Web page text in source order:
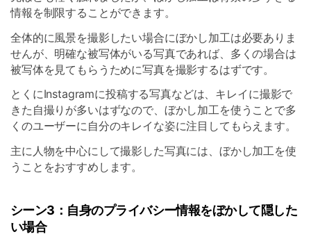
情報を制限することができます。
全体的に風景を撮影したい場合にぼかし加工は必要ありま
せんが、明確な被写体がいる写真であれば、多くの場合は
被写体を見てもらうために写真を撮影するはずです。
とくにInstagramに投稿する写真などは、キレイに撮影で
きた自撮りが多いはずなので、ぼかし加工を使うことで多
くのユーザーに自分のキレイな姿に注目してもらえます。
主に人物を中心にして撮影した写真には、ぼかし加工を使
うことをおすすめします。
シーン3：自身のプライバシー情報をぼかして隠した
い場合